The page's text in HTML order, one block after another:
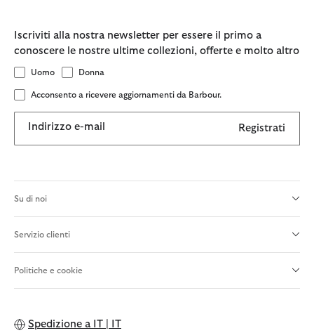
Iscriviti alla nostra newsletter per essere il primo a
conoscere le nostre ultime collezioni, offerte e molto altro
Uomo Donna
Acconsento a ricevere aggiornamenti da Barbour.
Indirizzo e-mail Registrati
Su di noi
Servizio clienti
Politiche e cookie
Spedizione a IT | IT